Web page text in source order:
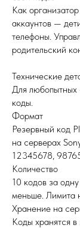
Как
аккаунтов —
телефоны.
родительский
Технические
Для любопытных
коды.
Формат
Резервный код
на серверах
12345678,
Количество
10 кодов за
меньше. Лимита
Хранение на
Коды хранятся